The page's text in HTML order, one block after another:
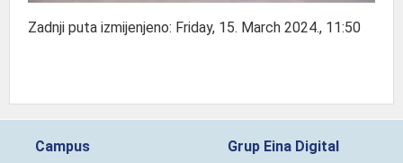
Zadnji puta izmijenjeno: Friday, 15. March 2024., 11:50
Campus
Grup Eina Digital